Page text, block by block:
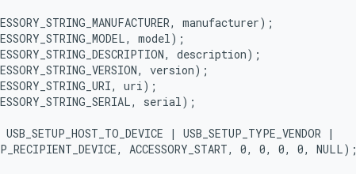
manufacturer);
model);
description);
version);
uri);
serial);
USB_SETUP_HOST_TO_DEVICE | USB_SETUP_TYPE_VENDOR |
ACCESSORY_START, 0, 0, 0, 0, NULL);